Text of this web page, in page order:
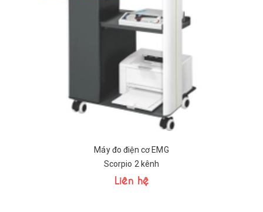
Máy đo điện cơ EMG
Scorpio 2 kênh
Liên hệ